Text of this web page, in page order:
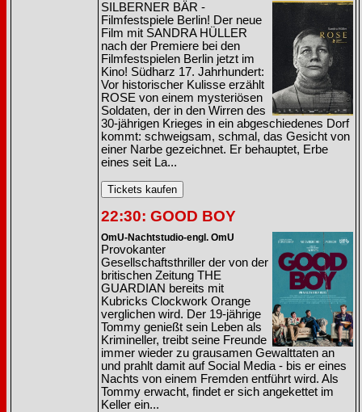
SILBERNER BÄR -
Filmfestspiele Berlin! Der neue
Film mit SANDRA HÜLLER
nach der Premiere bei den
Filmfestspielen Berlin jetzt im
Kino! Südharz 17. Jahrhundert:
Vor historischer Kulisse erzählt
ROSE von einem mysteriösen
Soldaten, der in den Wirren des
30-jährigen Krieges in ein abgeschiedenes Dorf
kommt: schweigsam, schmal, das Gesicht von
einer Narbe gezeichnet. Er behauptet, Erbe
eines seit La...
22:30: GOOD BOY
OmU-Nachtstudio-engl. OmU
Provokanter
Gesellschaftsthriller der von der
britischen Zeitung THE
GUARDIAN bereits mit
Kubricks Clockwork Orange
verglichen wird. Der 19-jährige
Tommy genießt sein Leben als
Krimineller, treibt seine Freunde
immer wieder zu grausamen Gewalttaten an
und prahlt damit auf Social Media - bis er eines
Nachts von einem Fremden entführt wird. Als
Tommy erwacht, findet er sich angekettet im
Keller ein...